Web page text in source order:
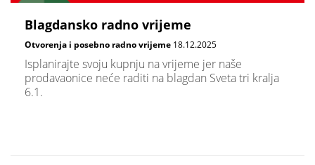
Blagdansko radno vrijeme
Otvorenja i posebno radno vrijeme 18.12.2025
Isplanirajte svoju kupnju na vrijeme jer naše
prodavaonice neće raditi na blagdan Sveta tri kralja
6.1.